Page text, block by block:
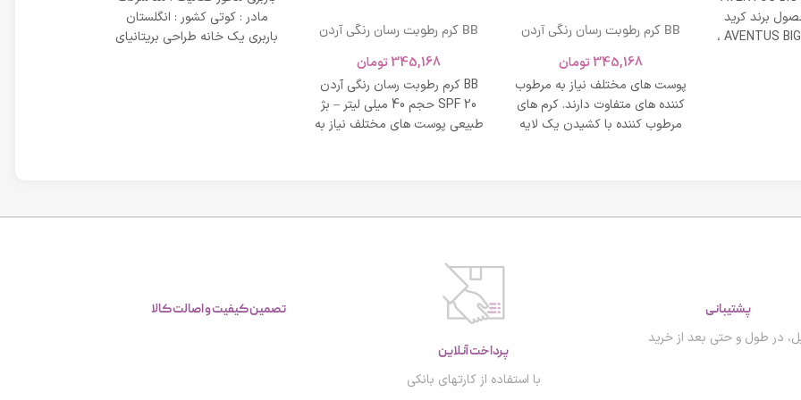
برند کرید
ادکلن AVENTUS BIG MODERN ،
BB کرم رطوبت رسان رنگی آردن
روشن
345,168تومان
پوست های مختلف نیاز به مرطوب
کننده های متفاوت دارند. کرم های
مرطوب کننده با کشیدن یک لایه
BB کرم رطوبت رسان رنگی آردن
طبیعی
345,168تومان
BB کرم رطوبت رسان رنگی آردن
SPF 20 حجم 40 میلی لیتر – بژ
طبیعی پوست های مختلف نیاز به
مادر : کوتی کشور : انگلستان
باربری یک خانه طراحی بریتانیای
پشتیبانی پرداخت آنلاین
با استفاده از کارتهای بانکی